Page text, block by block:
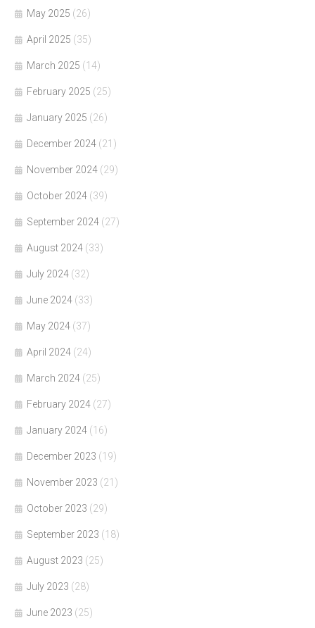
May 2025 (26)
April 2025 (35)
March 2025 (14)
February 2025 (25)
January 2025 (26)
December 2024 (21)
November 2024 (29)
October 2024 (39)
September 2024 (27)
August 2024 (33)
July 2024 (32)
June 2024 (33)
May 2024 (37)
April 2024 (24)
March 2024 (25)
February 2024 (27)
January 2024 (16)
December 2023 (19)
November 2023 (21)
October 2023 (29)
September 2023 (18)
August 2023 (25)
July 2023 (28)
June 2023 (25)